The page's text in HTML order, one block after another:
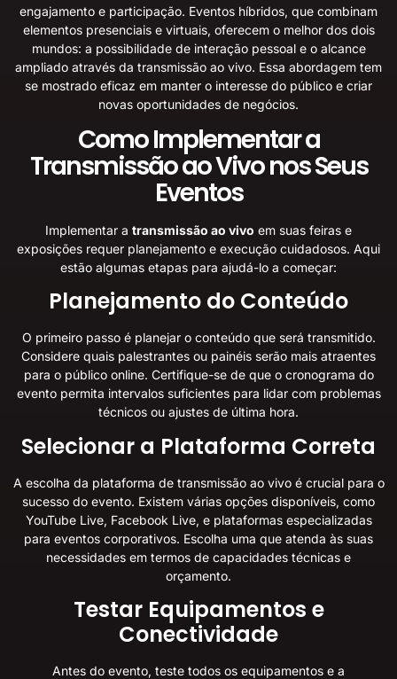
engajamento e participação. Eventos híbridos, que combinam
elementos presenciais e virtuais, oferecem o melhor dos dois
mundos: a possibilidade de interação pessoal e o alcance
ampliado através da transmissão ao vivo. Essa abordagem tem
se mostrado eficaz em manter o interesse do público e criar
novas oportunidades de negócios.
Como Implementar a
Transmissão ao Vivo nos Seus
Eventos
Implementar a transmissão ao vivo em suas feiras e
exposições requer planejamento e execução cuidadosos. Aqui
estão algumas etapas para ajudá-lo a começar:
Planejamento do Conteúdo
O primeiro passo é planejar o conteúdo que será transmitido.
Considere quais palestrantes ou painéis serão mais atraentes
para o público online. Certifique-se de que o cronograma do
evento permita intervalos suficientes para lidar com problemas
técnicos ou ajustes de última hora.
Selecionar a Plataforma Correta
A escolha da plataforma de transmissão ao vivo é crucial para o
sucesso do evento. Existem várias opções disponíveis, como
YouTube Live, Facebook Live, e plataformas especializadas
para eventos corporativos. Escolha uma que atenda às suas
necessidades em termos de capacidades técnicas e
orçamento.
Testar Equipamentos e
Conectividade
Antes do evento, teste todos os equipamentos e a